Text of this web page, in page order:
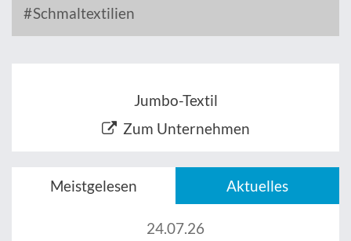
Schmaltextilien
Jumbo-Textil
Zum Unternehmen
Meistgelesen Aktuelles
24.07.26